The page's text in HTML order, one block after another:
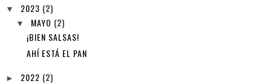
▼ 2023 (2)
▼ MAYO (2)
¡BIEN SALSAS!
AHÍ ESTÁ EL PAN
► 2022 (2)